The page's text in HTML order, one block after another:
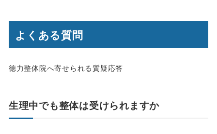
よくある質問
徳力整体院へ寄せられる質疑応答
生理中でも整体は受けられますか